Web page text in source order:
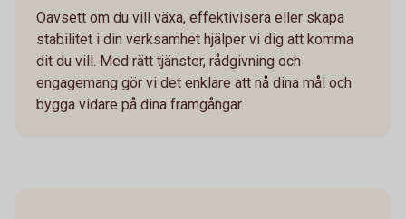
Oavsett om du vill växa, effektivisera eller skapa
stabilitet i din verksamhet hjälper vi dig att komma
dit du vill. Med rätt tjänster, rådgivning och
engagemang gör vi det enklare att nå dina mål och
bygga vidare på dina framgångar.